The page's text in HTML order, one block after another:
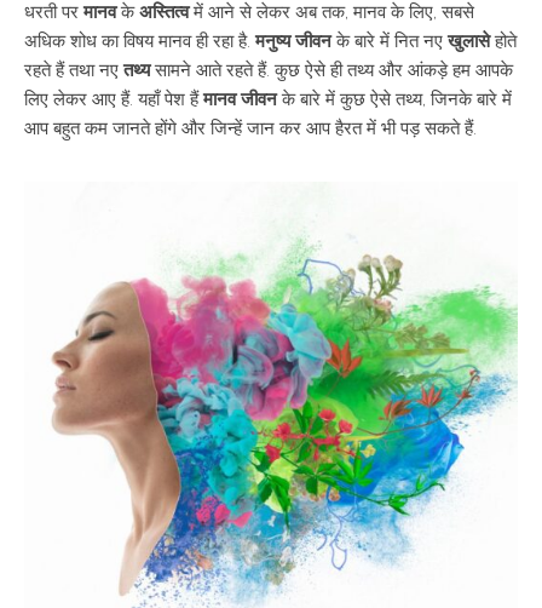
धरती परमानवकेअस्तित्वमें आने से लेकर अब तक, मानव के लिए, सबसे
अधिक शोध का विषय मानव ही रहा है.मनुष्य जीवनके बारे में नित नएखुलासेहोते
रहते हैं तथा नएतथ्यसामने आते रहते हैं. कुछ ऐसे ही तथ्य और आंकड़े हम आपके
लिए लेकर आए हैं. यहाँ पेश हैंमानव जीवनके बारे में कुछ ऐसे तथ्य, जिनके बारे में
आप बहुत कम जानते होंगे और जिन्हें जान कर आप हैरत में भी पड़ सकते हैं.